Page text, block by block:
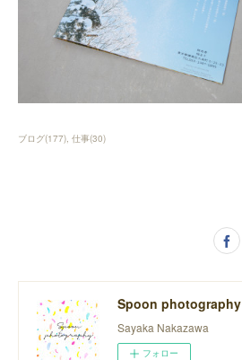
ブログ(177) 仕事(30)
Spoon photography
Sayaka Nakazawa
フォロー